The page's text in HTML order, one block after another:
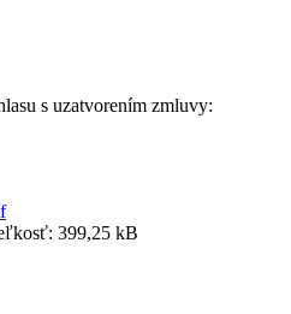
s uzatvorením zmluvy:
399,25 kB